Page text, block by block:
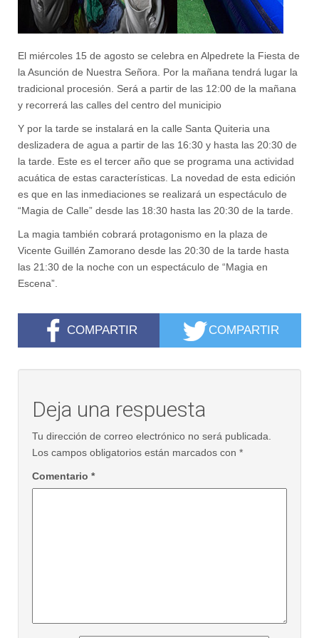
El miércoles 15 de agosto se celebra en Alpedrete la Fiesta de
la Asunción de Nuestra Señora. Por la mañana tendrá lugar la
tradicional procesión. Será a partir de las 12:00 de la mañana
y recorrerá las calles del centro del municipio
Y por la tarde se instalará en la calle Santa Quiteria una
deslizadera de agua a partir de las 16:30 y hasta las 20:30 de
la tarde. Este es el tercer año que se programa una actividad
acuática de estas características. La novedad de esta edición
es que en las inmediaciones se realizará un espectáculo de
“Magia de Calle” desde las 18:30 hasta las 20:30 de la tarde.
La magia también cobrará protagonismo en la plaza de
Vicente Guillén Zamorano desde las 20:30 de la tarde hasta
las 21:30 de la noche con un espectáculo de “Magia en
Escena”.
COMPARTIR COMPARTIR
Deja una respuesta
Tu dirección de correo electrónico no será publicada.
Los campos obligatorios están marcados con *
Comentario *